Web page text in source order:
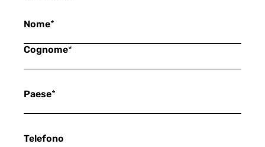
Nome*
Cognome*
Paese*
Telefono